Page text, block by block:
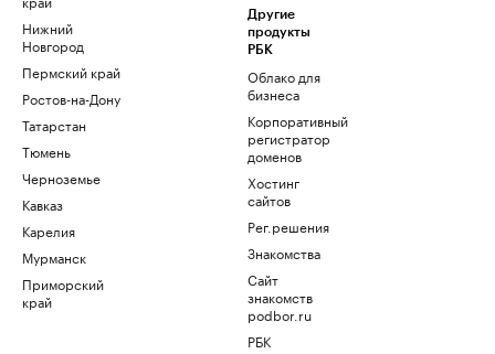
Нижний
Новгород
Пермский край
Ростов-на-Дону
Татарстан
Тюмень
Черноземье
Кавказ
Карелия
Мурманск
Приморский
край
Другие
продукты
РБК
Облако для
бизнеса
Корпоративный
регистратор
доменов
Хостинг
сайтов
Рег.решения
Знакомства
Сайт
знакомств
podbor.ru
РБК